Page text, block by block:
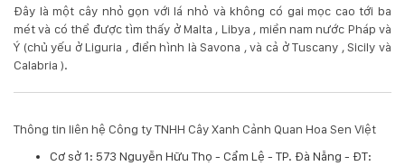
VỤ
TRỒNG
Đây là một cây nhỏ gọn với lá nhỏ và không có gai mọc cao tới ba
mét và có thể được tìm thấy ở Malta , Libya , miền nam nước Pháp và
Ý (chủ yếu ở Liguria , điển hình là Savona , và cả ở Tuscany , Sicily và
Calabria ).
Thông tin liên hệ Công ty TNHH Cây Xanh Cảnh Quan Hoa Sen Việt
Cơ sở 1: 573 Nguyễn Hữu Thọ - Cẩm Lệ - TP. Đà Nẵng - ĐT: